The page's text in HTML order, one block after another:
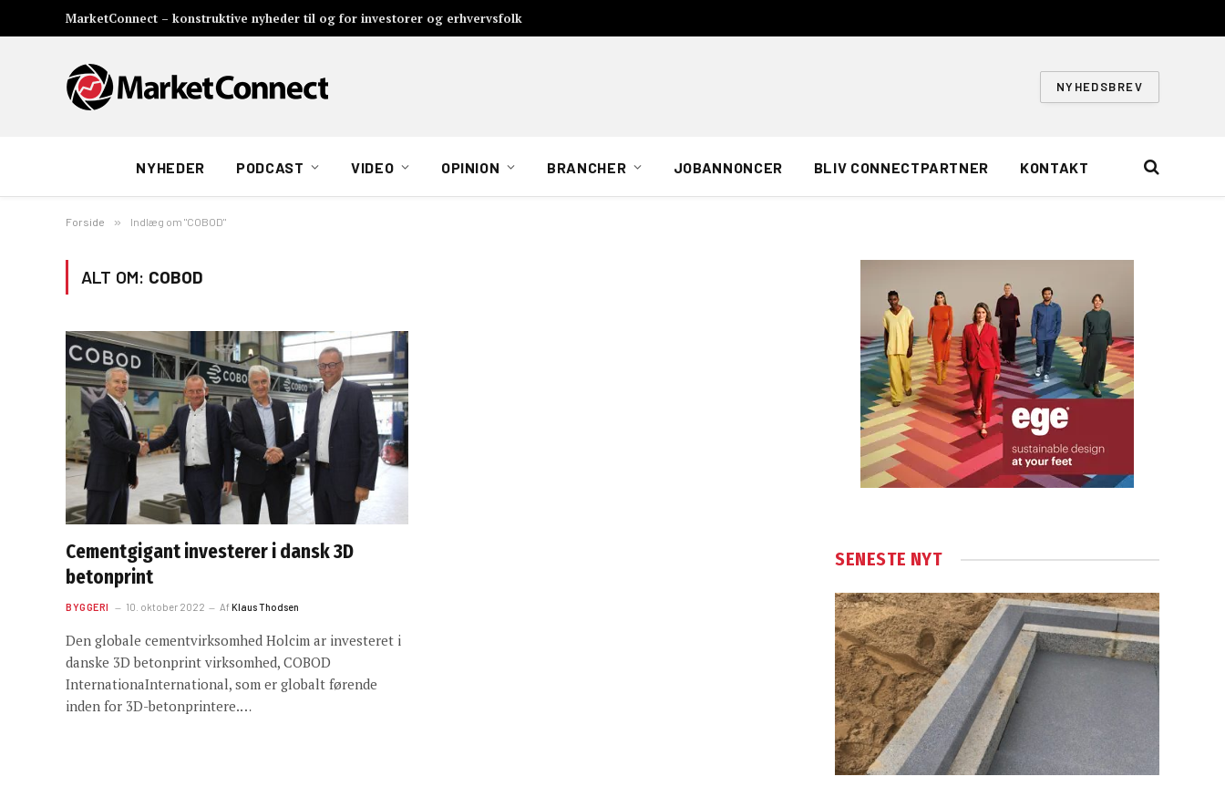
MarketConnect – konstruktive nyheder til og for investorer og erhvervsfolk
NYHEDSBREV
NYHEDER PODCAST VIDEO OPINION BRANCHER JOBANNONCER BLIV CONNECTPARTNER KONTAKT
Forside » Indlæg om "COBOD"
ALT OM: COBOD
Cementgigant investerer i dansk 3D
betonprint
BYGGERI 10. oktober 2022 AfKlaus Thodsen
Den globale cementvirksomhed Holcim ar investeret i
danske 3D betonprint virksomhed, COBOD
InternationaInternational, som er globalt førende
inden for 3D-betonprintere.…
SENESTE NYT